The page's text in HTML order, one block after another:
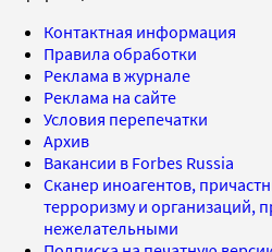
Контактная информация
Правила обработки
Реклама в журнале
Реклама на сайте
Условия перепечатки
Архив
Вакансии в Forbes Russia
Сканер иноагентов,
терроризму и организаций,
нежелательными